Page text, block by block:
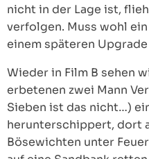
nicht in der Lage ist,
verfolgen. Muss wohl
einem späteren
Wieder in Film B sehen
erbetenen zwei Mann
Sieben ist das nicht…)
herunterschippert, dort
Bösewichten unter